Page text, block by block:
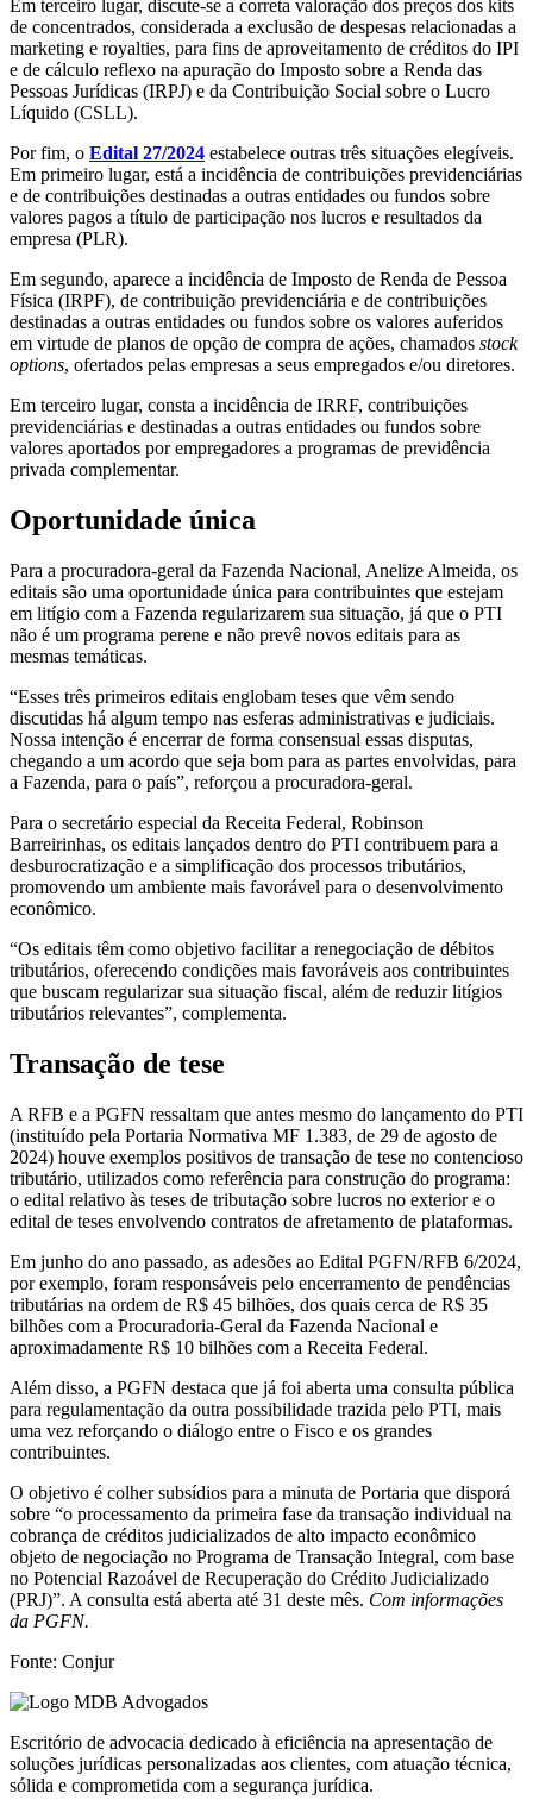
Em terceiro lugar, discute-se a correta valoração dos preços dos kits
de concentrados, considerada a exclusão de despesas relacionadas a
marketing e royalties, para fins de aproveitamento de créditos do IPI
e de cálculo reflexo na apuração do Imposto sobre a Renda das
Pessoas Jurídicas (IRPJ) e da Contribuição Social sobre o Lucro
Líquido (CSLL).
Por fim, o Edital 27/2024 estabelece outras três situações elegíveis.
Em primeiro lugar, está a incidência de contribuições previdenciárias
e de contribuições destinadas a outras entidades ou fundos sobre
valores pagos a título de participação nos lucros e resultados da
empresa (PLR).
Em segundo, aparece a incidência de Imposto de Renda de Pessoa
Física (IRPF), de contribuição previdenciária e de contribuições
destinadas a outras entidades ou fundos sobre os valores auferidos
em virtude de planos de opção de compra de ações, chamados stock
options, ofertados pelas empresas a seus empregados e/ou diretores.
Em terceiro lugar, consta a incidência de IRRF, contribuições
previdenciárias e destinadas a outras entidades ou fundos sobre
valores aportados por empregadores a programas de previdência
privada complementar.
Oportunidade única
Para a procuradora-geral da Fazenda Nacional, Anelize Almeida, os
editais são uma oportunidade única para contribuintes que estejam
em litígio com a Fazenda regularizarem sua situação, já que o PTI
não é um programa perene e não prevê novos editais para as
mesmas temáticas.
“Esses três primeiros editais englobam teses que vêm sendo
discutidas há algum tempo nas esferas administrativas e judiciais.
Nossa intenção é encerrar de forma consensual essas disputas,
chegando a um acordo que seja bom para as partes envolvidas, para
a Fazenda, para o país”, reforçou a procuradora-geral.
Para o secretário especial da Receita Federal, Robinson
Barreirinhas, os editais lançados dentro do PTI contribuem para a
desburocratização e a simplificação dos processos tributários,
promovendo um ambiente mais favorável para o desenvolvimento
econômico.
“Os editais têm como objetivo facilitar a renegociação de débitos
tributários, oferecendo condições mais favoráveis aos contribuintes
que buscam regularizar sua situação fiscal, além de reduzir litígios
tributários relevantes”, complementa.
Transação de tese
A RFB e a PGFN ressaltam que antes mesmo do lançamento do PTI
(instituído pela Portaria Normativa MF 1.383, de 29 de agosto de
2024) houve exemplos positivos de transação de tese no contencioso
tributário, utilizados como referência para construção do programa:
o edital relativo às teses de tributação sobre lucros no exterior e o
edital de teses envolvendo contratos de afretamento de plataformas.
Em junho do ano passado, as adesões ao Edital PGFN/RFB 6/2024,
por exemplo, foram responsáveis pelo encerramento de pendências
tributárias na ordem de R$ 45 bilhões, dos quais cerca de R$ 35
bilhões com a Procuradoria-Geral da Fazenda Nacional e
aproximadamente R$ 10 bilhões com a Receita Federal.
Além disso, a PGFN destaca que já foi aberta uma consulta pública
para regulamentação da outra possibilidade trazida pelo PTI, mais
uma vez reforçando o diálogo entre o Fisco e os grandes
contribuintes.
O objetivo é colher subsídios para a minuta de Portaria que disporá
sobre “o processamento da primeira fase da transação individual na
cobrança de créditos judicializados de alto impacto econômico
objeto de negociação no Programa de Transação Integral, com base
no Potencial Razoável de Recuperação do Crédito Judicializado
(PRJ)”. A consulta está aberta até 31 deste mês. Com informações
da PGFN.
Fonte: Conjur
Escritório de advocacia dedicado à eficiência na apresentação de
soluções jurídicas personalizadas aos clientes, com atuação técnica,
sólida e comprometida com a segurança jurídica.